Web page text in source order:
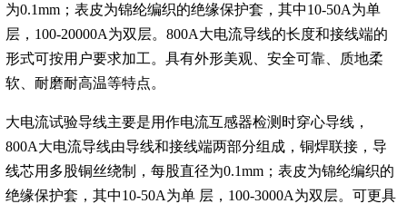
为0.1mm；表皮为锦纶编织的绝缘保护套，其中10-50A为单
层，100-20000A为双层。800A大电流导线的长度和接线端的
形式可按用户要求加工。具有外形美观、安全可靠、质地柔
软、耐磨耐高温等特点。
大电流试验导线主要是用作电流互感器检测时穿心导线，
800A大电流导线由导线和接线端两部分组成，铜焊联接，导
线芯用多股铜丝绕制，每股直径为0.1mm；表皮为锦纶编织的
绝缘保护套，其中10-50A为单 层，100-3000A为双层。可更具